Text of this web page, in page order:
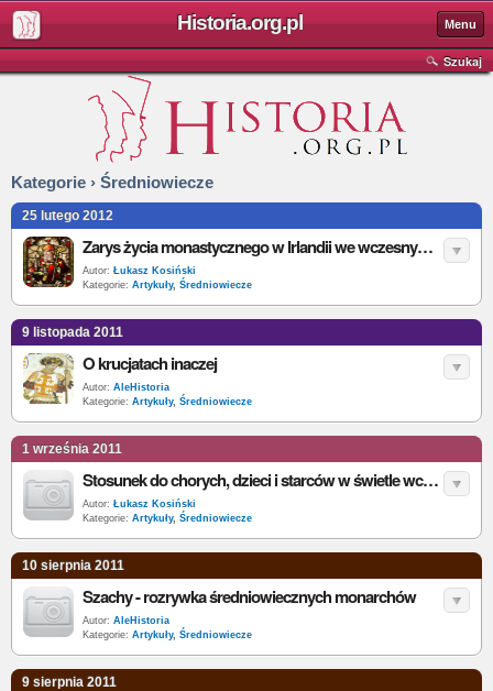
Historia.org.pl Menu
Szukaj
Kategorie › Średniowiecze
25 lutego 2012
Zarys życia monastycznego w Irlandii we wczesnym średniowieczu
Autor: Łukasz Kosiński
Kategorie: Artykuły, Średniowiecze
9 listopada 2011
O krucjatach inaczej
Autor: AleHistoria
Kategorie: Artykuły, Średniowiecze
1 września 2011
Stosunek do chorych, dzieci i starców w świetle wczesnośredniowiecznych reguł zakonnych (VI-VII w.)
Autor: Łukasz Kosiński
Kategorie: Artykuły, Średniowiecze
10 sierpnia 2011
Szachy - rozrywka średniowiecznych monarchów
Autor: AleHistoria
Kategorie: Artykuły, Średniowiecze
9 sierpnia 2011